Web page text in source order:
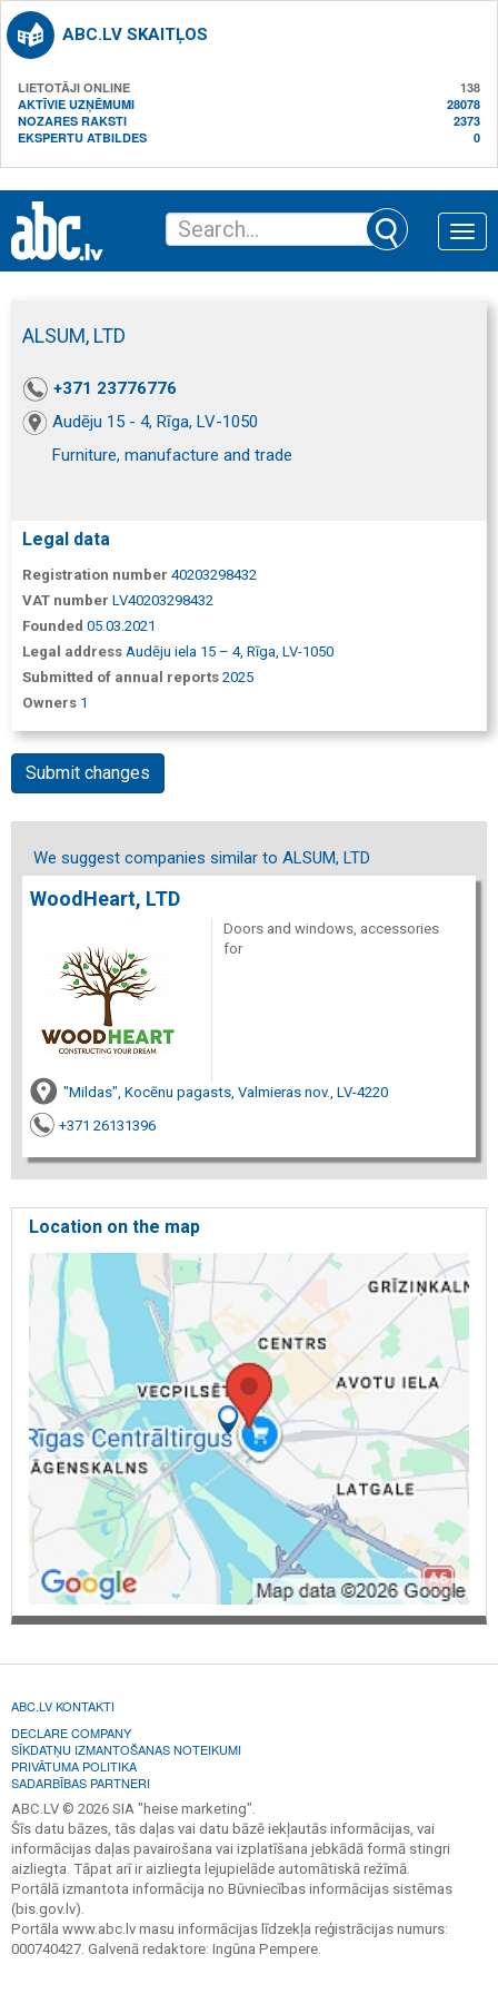
ABC.LV SKAITĻOS
LIETOTĀJI ONLINE
138
AKTĪVIE UZŅĒMUMI
28078
NOZARES RAKSTI
2373
EKSPERTU ATBILDES
0
Toggle
ALSUM, LTD
+371 23776776
Audēju 15 - 4, Rīga, LV-1050
Furniture, manufacture and trade
Legal data
Registration number 40203298432
VAT number LV40203298432
Founded 05.03.2021
Legal address Audēju iela 15 – 4, Rīga, LV-1050
Submitted of annual reports 2025
Owners 1
Submit changes
We suggest companies similar to ALSUM, LTD
WoodHeart, LTD
Doors and windows, accessories
for
"Mildas", Kocēnu pagasts, Valmieras nov., LV-4220
+371 26131396
Location on the map
ABC.LV KONTAKTI
DECLARE COMPANY
SĪKDATŅU IZMANTOŠANAS NOTEIKUMI
PRIVĀTUMA POLITIKA
SADARBĪBAS PARTNERI
ABC.LV © 2026 SIA "heise marketing".
Šīs datu bāzes, tās daļas vai datu bāzē iekļautās informācijas, vai
informācijas daļas pavairošana vai izplatīšana jebkādā formā stingri
aizliegta. Tāpat arī ir aizliegta lejupielāde automātiskā režīmā.
Portālā izmantota informācija no Būvniecības informācijas sistēmas
(bis.gov.lv).
Portāla www.abc.lv masu informācijas līdzekļa reģistrācijas numurs:
000740427. Galvenā redaktore: Ingūna Pempere.